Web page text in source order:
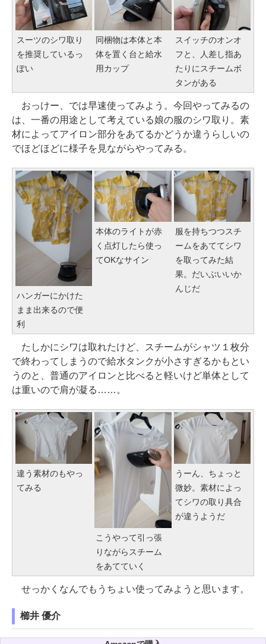
スーツのシワ取り
を推奨しているっ
ぽい
同梱物は本体と本
体を置く台と給水
用カップ
スイッチのオンオ
フと、人差し指あ
たりにスチームボ
タンがある
おっけー、では早速使ってみよう。今回やってみるの
は、一番の用途として考えている娘の服のシワ取り。素
材によってアイロン部分をあてるかどうか違うらしいの
でほどほどに様子を見ながらやってみる。
ハンガーにかけた
まま出来るので便
利
本体のライトが赤
く点灯したら使っ
てOKなサイン
服を持ちつつスチ
ームをあててシワ
を取ってみた結
果。だいぶいいか
んじだ
たしかにシワは取れたけど、スチームがシャツ１枚分
で終わってしまうので給水タンクが小さすぎるかもとい
うのと、普通のアイロンと比べると軽いけど単体として
は重いので肩が凝る……。
違う素材のもやっ
てみる
こうやって引っ張
りながらスチーム
をあてていく
うーん、ちょっと
微妙。素材によっ
てシワの取り具合
が違うようだ
せっかくなんでもうちょい使ってみようと思います。
櫛井 優介